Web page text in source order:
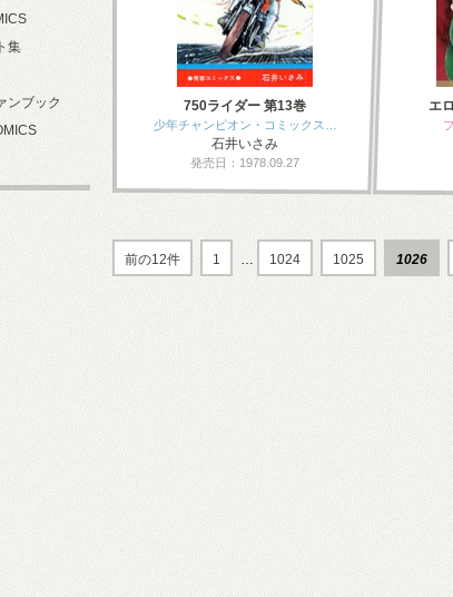
750ライダー 第13巻
少年チャンピオン・コミックス…
石井いさみ
発売日：1978.09.27
エ
前の12件 1 … 1024 1025 1026
集
ンブック